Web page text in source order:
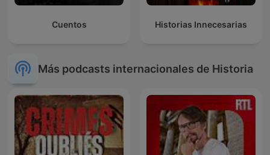
Cuentos Historias Innecesarias
Más podcasts internacionales de Historia